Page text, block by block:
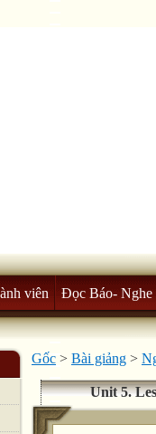
viên Đọc Báo- Nghe
Gốc > Bài giảng >
Unit 5.